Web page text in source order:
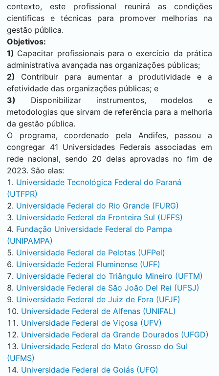
contexto, este profissional reunirá as condições
cientificas e técnicas para promover melhorias na
gestão pública.
Objetivos:
1) Capacitar profissionais para o exercício da prática
administrativa avançada nas organizações públicas;
2) Contribuir para aumentar a produtividade e a
efetividade das organizações públicas; e
3) Disponibilizar instrumentos, modelos e
metodologias que sirvam de referência para a melhoria
da gestão pública.
O programa, coordenado pela Andifes, passou a
congregar 41 Universidades Federais associadas em
rede nacional, sendo 20 delas aprovadas no fim de
2023. São elas:
Universidade Tecnológica Federal do Paraná
(UTFPR)
Universidade Federal do Rio Grande (FURG)
Universidade Federal da Fronteira Sul (UFFS)
Fundação Universidade Federal do Pampa
(UNIPAMPA)
Universidade Federal de Pelotas (UFPel)
Universidade Federal Fluminense (UFF)
Universidade Federal do Triângulo Mineiro (UFTM)
Universidade Federal de São João Del Rei (UFSJ)
Universidade Federal de Juiz de Fora (UFJF)
Universidade Federal de Alfenas (UNIFAL)
Universidade Federal de Viçosa (UFV)
Universidade Federal da Grande Dourados (UFGD)
Universidade Federal do Mato Grosso do Sul
(UFMS)
Universidade Federal de Goiás (UFG)